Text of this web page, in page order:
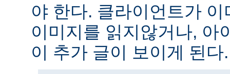
야 한다. 클라이언트가
이미지를 읽지않거나, 아
이 추가 글이 보이게 된다.